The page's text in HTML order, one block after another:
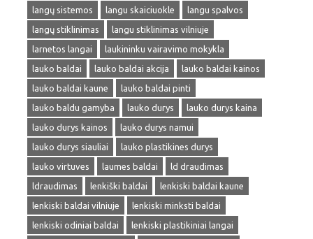
langų sistemos
langu skaiciuokle
langu spalvos
langų stiklinimas
langu stiklinimas vilniuje
larnetos langai
laukininku vairavimo mokykla
lauko baldai
lauko baldai akcija
lauko baldai kainos
lauko baldai kaune
lauko baldai pinti
lauko baldu gamyba
lauko durys
lauko durys kaina
lauko durys kainos
lauko durys namui
lauko durys siauliai
lauko plastikines durys
lauko virtuves
laumes baldai
ld draudimas
ldraudimas
lenkiški baldai
lenkiski baldai kaune
lenkiski baldai vilniuje
lenkiski minksti baldai
lenkiski odiniai baldai
lenkiski plastikiniai langai